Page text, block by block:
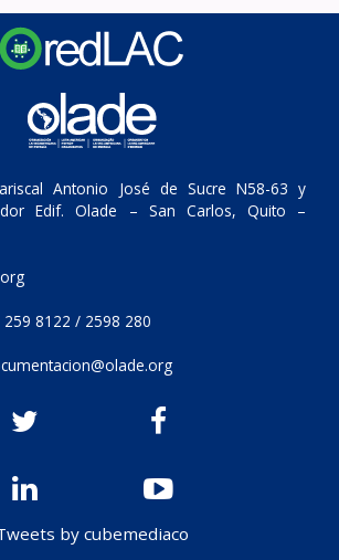
Antonio José de Sucre N58-63 y
Edif. Olade – San Carlos, Quito –
259 8122 / 2598 280
by cubemediaco